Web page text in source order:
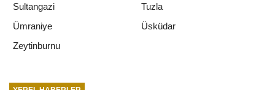
Sultangazi
Tuzla
Ümraniye
Üsküdar
Zeytinburnu